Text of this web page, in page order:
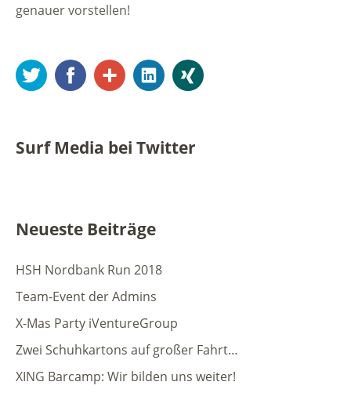
genauer vorstellen!
Twitter FacebookGoogle+LinkedIn
Surf Media bei Twitter
Neueste Beiträge
HSH Nordbank Run 2018
Team-Event der Admins
X-Mas Party iVentureGroup
Zwei Schuhkartons auf großer Fahrt…
XING Barcamp: Wir bilden uns weiter!